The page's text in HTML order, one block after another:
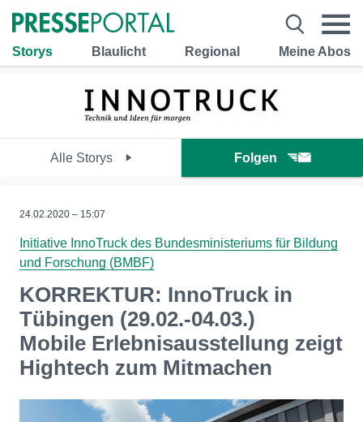
Storys Blaulicht Regional Meine Abos
Alle Storys Folgen
24.02.2020 – 15:07
Initiative InnoTruck des Bundesministeriums für Bildung
und Forschung (BMBF)
KORREKTUR: InnoTruck in
Tübingen (29.02.-04.03.)
Mobile Erlebnisausstellung zeigt
Hightech zum Mitmachen